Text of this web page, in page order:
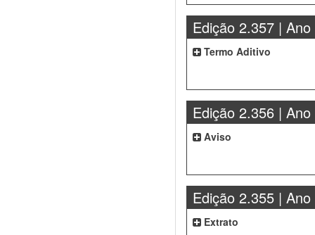
Edição 2.357 | Ano
Termo Aditivo
Edição 2.356 | Ano
Aviso
Edição 2.355 | Ano
Extrato